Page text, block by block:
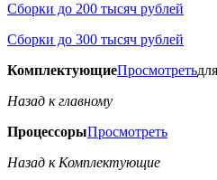
Сборки до 200 тысяч рублей
Сборки до 300 тысяч рублей
КомплектующиеПросмотреть
Назад к главному
ПроцессорыПросмотреть
Назад к Комплектующие